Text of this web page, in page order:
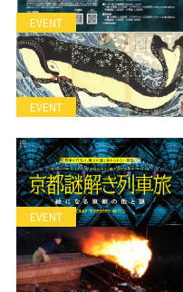
EVENT
EVENT
EVENT